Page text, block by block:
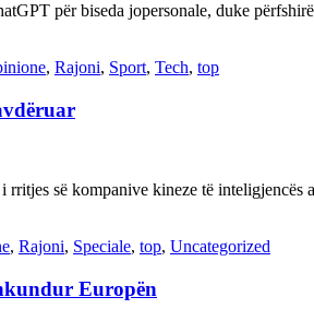
për biseda jopersonale, duke
, Rajoni, Sport, Tech, top
rritjes së kompanive kineze të
, Rajoni, Speciale, top, Uncategorized
Europën